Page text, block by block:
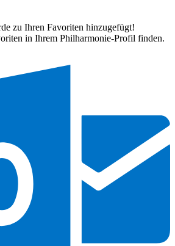
zu Ihren Favoriten hinzugefügt!
in Ihrem Philharmonie-Profil finden.